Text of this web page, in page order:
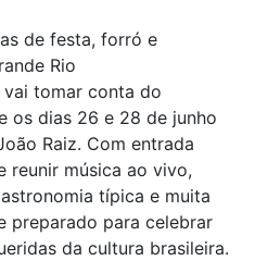
de festa, forró e
Rio
vai tomar conta do
os dias 26 e 28 de junho
Raiz. Com entrada
reunir música ao vivo,
típica e muita
preparado para celebrar
da cultura brasileira.